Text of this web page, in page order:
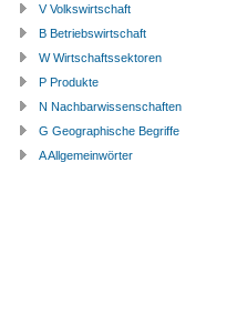
V Volkswirtschaft
B Betriebswirtschaft
W Wirtschaftssektoren
P Produkte
N Nachbarwissenschaften
G Geographische Begriffe
A Allgemeinwörter